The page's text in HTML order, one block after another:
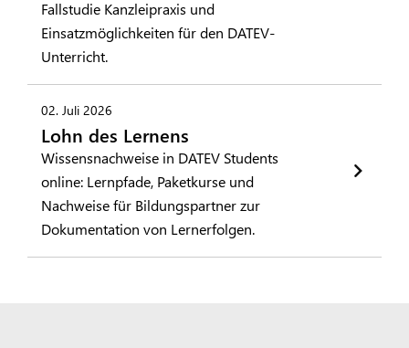
Fallstudie Kanzleipraxis und
Einsatzmöglichkeiten für den DATEV-
Unterricht.
02. Juli 2026
Lohn des Lernens
Wissensnachweise in DATEV Students
online: Lernpfade, Paketkurse und
Nachweise für Bildungspartner zur
Dokumentation von Lernerfolgen.